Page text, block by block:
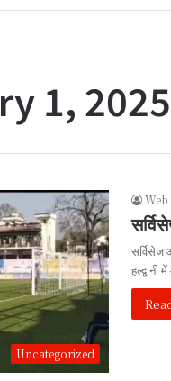
1, 2025
Uncategorized
सर्विसेज